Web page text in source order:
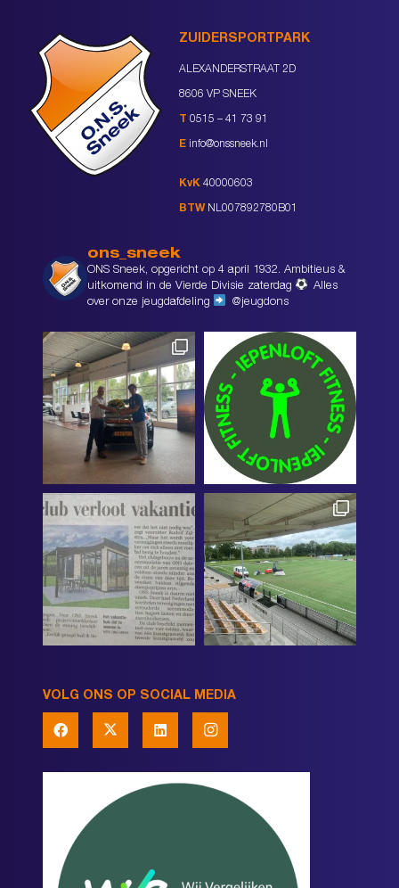
ZUIDERSPORTPARK
ALEXANDERSTRAAT 2D
8606 VP SNEEK
T 0515 – 41 73 91
E info@onssneek.nl
KvK 40000603
BTW NL007892780B01
ons_sneek
ONS Sneek, opgericht op 4 april 1932. Ambitieus &
uitkomend in de Vierde Divisie zaterdag
Alles
over onze jeugdafdeling
@jeugdons
VOLG ONS OP SOCIAL MEDIA